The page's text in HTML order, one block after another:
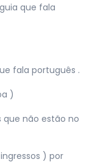
que fala
fala português .
)
que não estão no
) por